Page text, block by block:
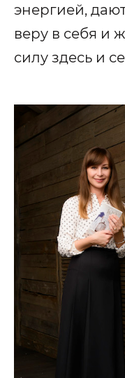
энергией,
веру в себя и
силу здесь и